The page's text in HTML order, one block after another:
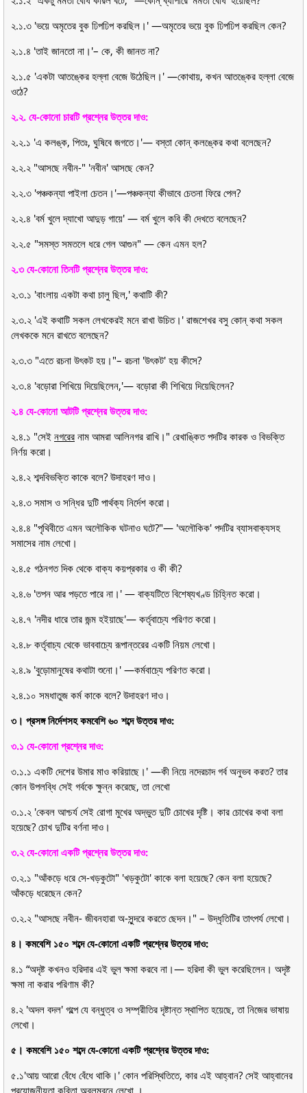
২.১.৩ 'ভয়ে অমৃতের বুক ঢিপঢিপ করছিল।' —অমৃতের ভয়ে বুক ঢিপঢিপ করছিল কেন?
২.১.৪ 'তাই জানতো না।'– কে, কী জানত না?
২.১.৫ 'একটা আতঙ্কের হল্লা বেজে উঠেছিল।' —কোথায়, কখন আতঙ্কের হল্লা বেজে
ওঠে?
২.২. যে-কোনো চারটি প্রশ্নের উত্তর দাও:
২.২.১ 'এ কলঙ্ক, পিতঃ, ঘুষিবে জগতে।'— বস্তা কোন্ কলঙ্কের কথা বলেছেন?
২.২.২ "আসছে নবীন-" 'নবীন' আসছে কেন?
২.২.৩ 'পঞ্চকন্যা পাইলা চেতন।'—পঞ্চকন্যা কীভাবে চেতনা ফিরে পেল?
২.২.৪ 'বর্ম খুলে দ্যাখো আদুড় গায়ে' — বর্ম খুলে কবি কী দেখতে বলেছেন?
২.২.৫ "সমস্ত সমতলে ধরে গেল আগুন" — কেন এমন হল?
২.৩ যে-কোনো তিনটি প্রশ্নের উত্তর দাও:
২.৩.১ 'বাংলায় একটা কথা চালু ছিল,' কথাটি কী?
২.৩.২ 'এই কথাটি সকল লেখকেরই মনে রাখা উচিত।' রাজশেখর বসু কোন্ কথা সকল
লেখককে মনে রাখতে বলেছেন?
২.৩.৩ "এতে রচনা উৎকট হয়।"– রচনা 'উৎকট' হয় কীসে?
২.৩.৪ 'বড়োরা শিখিয়ে দিয়েছিলেন,'— বড়োরা কী শিখিয়ে দিয়েছিলেন?
২.৪ যে-কোনো আটটি প্রশ্নের উত্তর দাও:
২.৪.১ "সেই নগরের নাম আমরা আলিনগর রাখি।" রেখাঙ্কিত পদটির কারক ও বিভক্তি
নির্ণয় করো।
২.৪.২ শব্দবিভক্তি কাকে বলে? উদাহরণ দাও।
২.৪.৩ সমাস ও সন্ধির দুটি পার্থক্য নির্দেশ করো।
২.৪.৪ "পৃথিবীতে এমন অলৌকিক ঘটনাও ঘটে?"— 'অলৌকিক' পদটির ব্যাসবাক্যসহ
সমাসের নাম লেখো।
২.৪.৫ গঠনগত দিক থেকে বাক্য কয়প্রকার ও কী কী?
২.৪.৬ 'তপন আর পড়তে পারে না।' — বাক্যটিতে বিশেষ্যখণ্ড চিহ্নিত করো।
২.৪.৭ 'নদীর ধারে তার জন্ম হইয়াছে'— কর্তৃবাচ্যে পরিণত করো।
২.৪.৮ কর্তৃবাচ্য থেকে ভাববাচ্যে রূপান্তরের একটি নিয়ম লেখো।
২.৪.৯ 'বুড়োমানুষের কথাটা শুনো।' —কর্মবাচ্যে পরিণত করো।
২.৪.১০ সমধাতুজ কর্ম কাকে বলে? উদাহরণ দাও।
৩। প্রসঙ্গ নির্দেশসহ কমবেশি ৬০ শব্দে উত্তর দাও:
৩.১ যে-কোনো প্রশ্নের দাও:
৩.১.১ একটি দেশের উমার মাও করিয়াছে।' —কী নিয়ে নদেরচাদ গর্ব অনুভব করত? তার
কোন উপলব্ধি সেই গর্বকে ক্ষুন্ন করেছে, তা লেখো
৩.১.২ 'কেবল আশ্চর্য সেই রোগা মুখের অদ্ভুত দুটি চোখের দৃষ্টি। কার চোখের কথা বলা
হয়েছে? চোখ দুটির বর্ণনা দাও।
৩.২ যে-কোনো একটি প্রশ্নের উত্তর দাও:
৩.২.১ "আঁকড়ে ধরে সে-খড়কুটো" 'খড়কুটো' কাকে বলা হয়েছে? কেন বলা হয়েছে?
আঁকড়ে ধরেছেন কেন?
৩.২.২ "আসছে নবীন- জীবনহারা অ-সুন্দরে করতে ছেদন।" – উদ্ধৃতিটির তাৎপর্য লেখো।
৪। কমবেশি ১৫০ শব্দে যে-কোনো একটি প্রশ্নের উত্তর দাও:
৪.১ “অদৃষ্ট কখনও হরিদার এই ভুল ক্ষমা করবে না।— হরিদা কী ভুল করেছিলেন। অদৃষ্ট
ক্ষমা না করার পরিণাম কী?
৪.২ 'অদল বদল' গল্পে যে বন্ধুত্ব ও সম্প্রীতির দৃষ্টান্ত স্থাপিত হয়েছে, তা নিজের ভাষায়
লেখো।
৫। কমবেশি ১৫০ শব্দে যে-কোনো একটি প্রশ্নের উত্তর দাও:
৫.১'আয় আরো বেঁধে বেঁধে থাকি।' কোন পরিস্থিতিতে, কার এই আহ্বান? সেই আহ্বানের
প্রয়োজনীয়তা কবিতা অবলম্বনে লেখো ।